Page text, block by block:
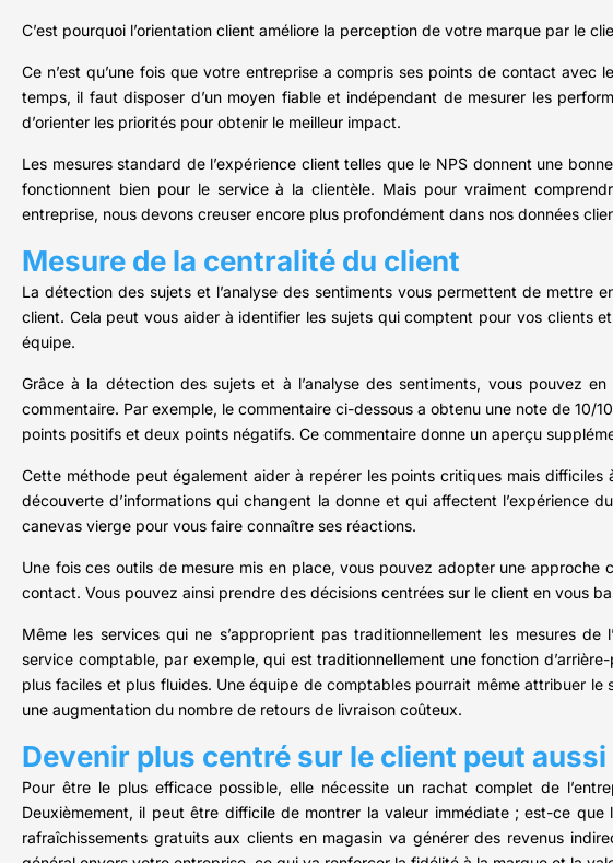
C’est pourquoi l’orientation client améliore la perception de votre marque par le
Ce n’est qu’une fois que votre entreprise a compris ses points de contact
temps, il faut disposer d’un moyen fiable et indépendant de mesurer les
d’orienter les priorités pour obtenir le meilleur impact.
Les mesures standard de l’expérience client telles que le NPS donnent une
fonctionnent bien pour le service à la clientèle. Mais pour vraiment
entreprise, nous devons creuser encore plus profondément dans nos données
Mesure de la centralité du client
La détection des sujets et l’analyse des sentiments vous permettent de mettre
client. Cela peut vous aider à identifier les sujets qui comptent pour vos clients
équipe.
Grâce à la détection des sujets et à l’analyse des sentiments, vous pouvez
commentaire. Par exemple, le commentaire ci-dessous a obtenu une note de 10/
points positifs et deux points négatifs. Ce commentaire donne un aperçu
Cette méthode peut également aider à repérer les points critiques mais
découverte d’informations qui changent la donne et qui affectent l’expérience
canevas vierge pour vous faire connaître ses réactions.
Une fois ces outils de mesure mis en place, vous pouvez adopter une
contact. Vous pouvez ainsi prendre des décisions centrées sur le client en vous
Même les services qui ne s’approprient pas traditionnellement les mesures
service comptable, par exemple, qui est traditionnellement une fonction
plus faciles et plus fluides. Une équipe de comptables pourrait même attribuer
une augmentation du nombre de retours de livraison coûteux.
Devenir plus centré sur le client peut
Pour être le plus efficace possible, elle nécessite un rachat complet de
Deuxièmement, il peut être difficile de montrer la valeur immédiate ; est-ce
rafraîchissements gratuits aux clients en magasin va générer des revenus